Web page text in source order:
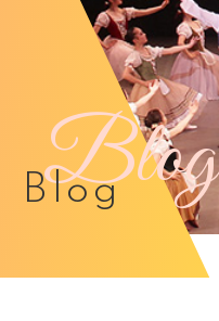
Blog
Blog